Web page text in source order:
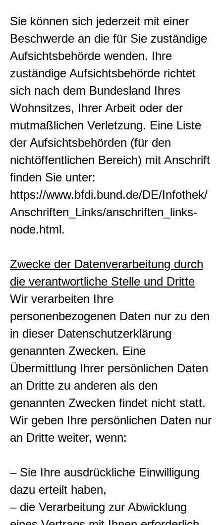
Sie können sich jederzeit mit einer
Beschwerde an die für Sie zuständige
Aufsichtsbehörde wenden. Ihre
zuständige Aufsichtsbehörde richtet
sich nach dem Bundesland Ihres
Wohnsitzes, Ihrer Arbeit oder der
mutmaßlichen Verletzung. Eine Liste
der Aufsichtsbehörden (für den
nichtöffentlichen Bereich) mit Anschrift
finden Sie unter:
https://www.bfdi.bund.de/DE/Infothek/
Anschriften_Links/anschriften_links-
node.html.
Zwecke der Datenverarbeitung durch
die verantwortliche Stelle und Dritte
Wir verarbeiten Ihre
personenbezogenen Daten nur zu den
in dieser Datenschutzerklärung
genannten Zwecken. Eine
Übermittlung Ihrer persönlichen Daten
an Dritte zu anderen als den
genannten Zwecken findet nicht statt.
Wir geben Ihre persönlichen Daten nur
an Dritte weiter, wenn:
– Sie Ihre ausdrückliche Einwilligung
dazu erteilt haben,
– die Verarbeitung zur Abwicklung